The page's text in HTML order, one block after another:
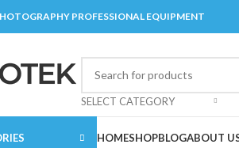
PROFESSIONAL EQUIPMENT
SELECT CATEGORY
HOMESHOPBLOGABOUT